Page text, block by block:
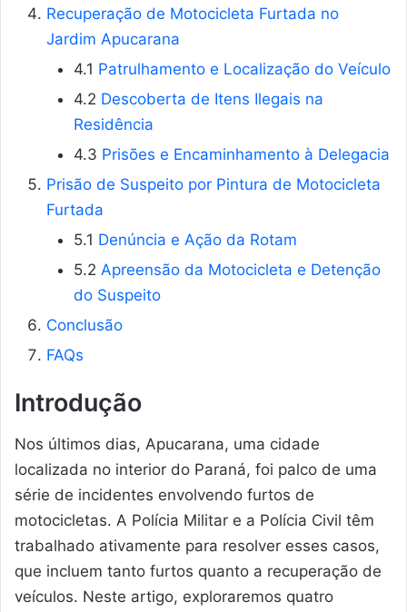
Recuperação de Motocicleta Furtada no
Jardim Apucarana
4.1 Patrulhamento e Localização do Veículo
4.2 Descoberta de Itens Ilegais na
Residência
4.3 Prisões e Encaminhamento à Delegacia
Prisão de Suspeito por Pintura de Motocicleta
Furtada
5.1 Denúncia e Ação da Rotam
5.2 Apreensão da Motocicleta e Detenção
do Suspeito
Conclusão
FAQs
Introdução
Nos últimos dias, Apucarana, uma cidade
localizada no interior do Paraná, foi palco de uma
série de incidentes envolvendo furtos de
motocicletas. A Polícia Militar e a Polícia Civil têm
trabalhado ativamente para resolver esses casos,
que incluem tanto furtos quanto a recuperação de
veículos. Neste artigo, exploraremos quatro